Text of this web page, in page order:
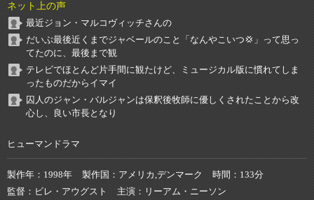
ネット上の声
最近ジョン・マルコヴィッチさんの
だいぶ最後近くまでジャベールのこと「なんやこいつ💢」って思っ
てたのに、最後まで観
テレビでほとんど片手間に観たけど、ミュージカル版に慣れてしま
ったものだからイマイ
囚人のジャン・バルジャンは保釈後牧師に優しくされたことから改
心し、良い市長となり
ヒューマンドラマ
製作年 1998年 製作国 アメリカ,デンマーク 時間
133分
監督
ビレ・アウグスト 主演 リーアム・ニーソン